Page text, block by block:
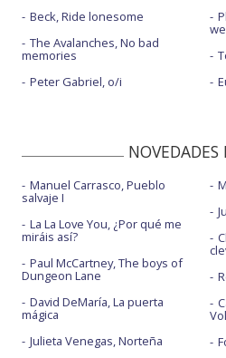
Beck, Ride lonesome
The Avalanches, No bad
memories
Peter Gabriel, o/i
NOVEDADES
Manuel Carrasco, Pueblo
salvaje I
La La Love You, ¿Por qué me
miráis así?
Paul McCartney, The boys of
Dungeon Lane
David DeMaría, La puerta
mágica
Julieta Venegas, Norteña